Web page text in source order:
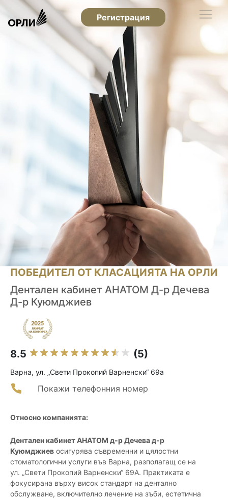
Регистрация
ПОБЕДИТЕЛ ОТ КЛАСАЦИЯТА НА ОРЛИ
Дентален кабинет АНАТОМ Д-р Дечева
Д-р Куюмджиев
8.5 (5)
Варна, ул. „Свети Прокопий Варненски“ 69а
Покажи телефонния номер
Относно компанията:
Дентален кабинет АНАТОМ д-р Дечева д-р
Куюмджиев осигурява съвременни и цялостни
стоматологични услуги във Варна, разполагащ се на
ул. „Свети Прокопий Варненски“ 69А. Практиката е
фокусирана върху висок стандарт на дентално
обслужване, включително лечение на зъби, естетична